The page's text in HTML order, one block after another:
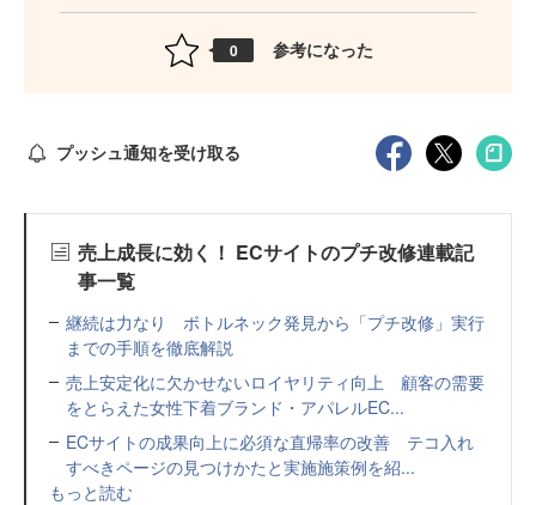
0 参考になった
プッシュ通知を受け取る
売上成長に効く！ ECサイトのプチ改修連載記
事一覧
継続は力なり ボトルネック発見から「プチ改修」実行
までの手順を徹底解説
売上安定化に欠かせないロイヤリティ向上 顧客の需要
をとらえた女性下着ブランド・アパレルEC...
ECサイトの成果向上に必須な直帰率の改善 テコ入れ
すべきページの見つけかたと実施施策例を紹...
もっと読む